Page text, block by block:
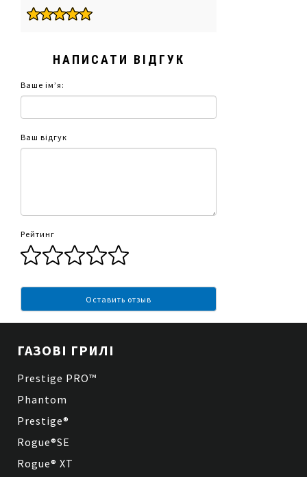
НАПИСАТИ ВІДГУК
Ваше ім’я:
Ваш відгук
Рейтинг
Оставить отзыв
ГАЗОВІ ГРИЛІ
Prestige PRO™
Phantom
Prestige®
Rogue®SE
Rogue® XT